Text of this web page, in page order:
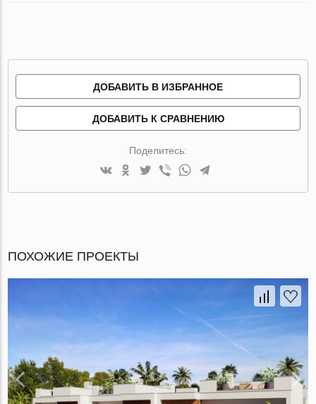
ДОБАВИТЬ В ИЗБРАННОЕ
ДОБАВИТЬ К СРАВНЕНИЮ
Поделитесь:
ПОХОЖИЕ ПРОЕКТЫ